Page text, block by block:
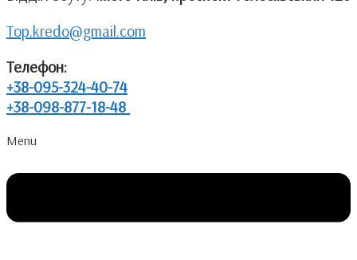
Top.kredo@gmail.com
Телефон:
+38-095-324-40-74
+38-098-877-18-48
Menu